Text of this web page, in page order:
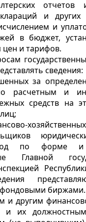
отчетов
и других
и
в бюджет,
и тарифов.
сведения:
за
расчетным и
средств на
по форме
Главной
биржами.
и другим
и их